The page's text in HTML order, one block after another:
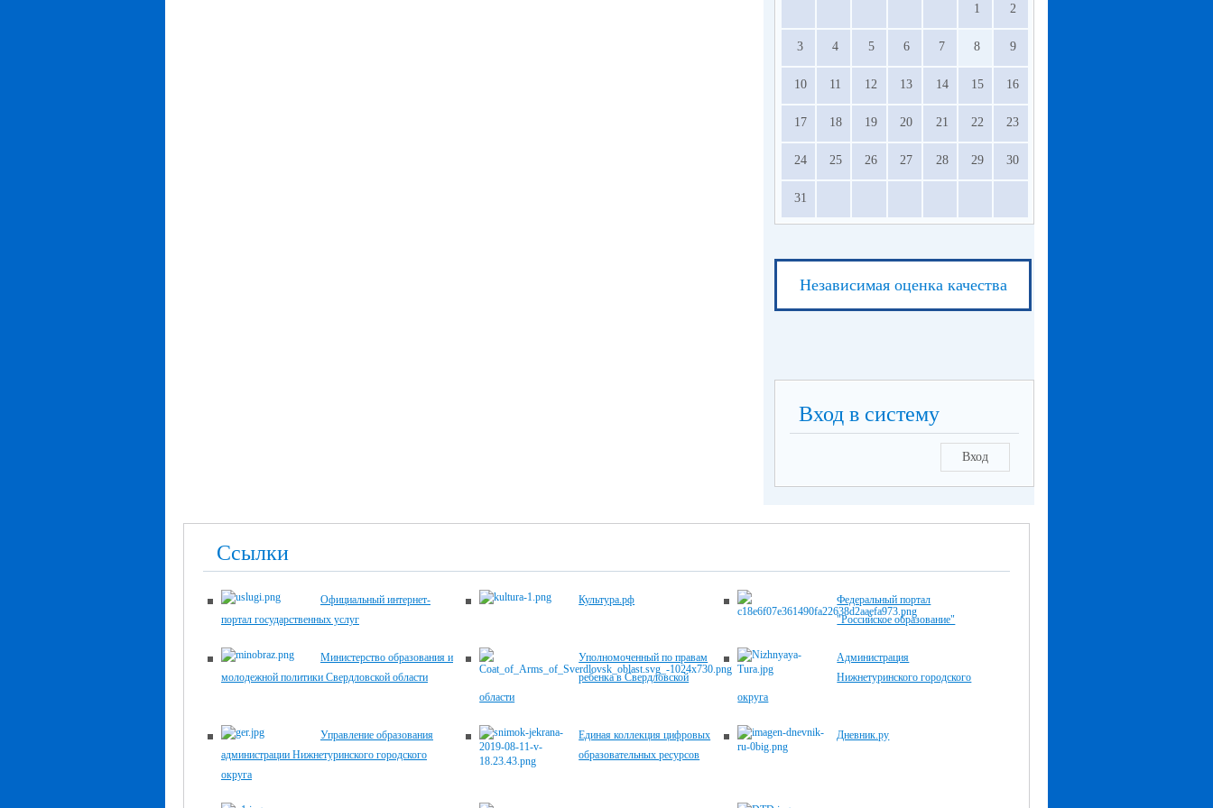
1 2
3 4 5 6 7 8 9
10 11 12 13 14 15 16
17 18 19 20 21 22 23
24 25 26 27 28 29 30
31
Независимая оценка качества
Вход в систему
Вход
Ссылки
Официальный интернет-
портал государственных услуг
Культура.рф
Федеральный портал
"Российское образование"
Министерство образования и
молодежной политики Свердловской области
Уполномоченный по правам
ребенка в Свердловской
области
Администрация
Нижнетуринского городского
округа
Управление образования
администрации Нижнетуринского городского
округа
Единая коллекция цифровых
образовательных ресурсов
Дневник.ру